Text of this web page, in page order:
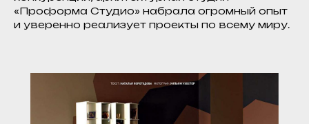
«Проформа Студио» набрала огромный опыт
и уверенно реализует проекты по всему миру.